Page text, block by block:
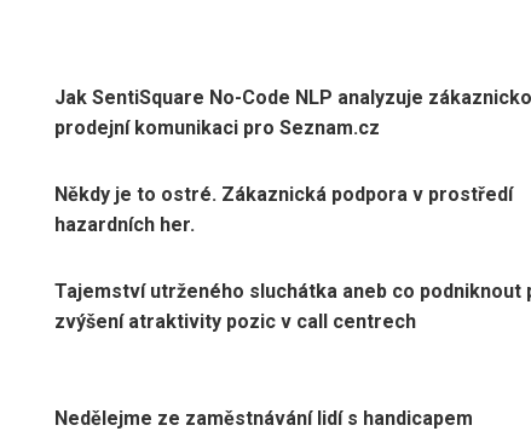
Jak SentiSquare No-Code NLP analyzuje
prodejní komunikaci pro Seznam.cz
Někdy je to ostré. Zákaznická podpora v prostředí
hazardních her.
Tajemství utrženého sluchátka aneb co podniknout
zvýšení atraktivity pozic v call centrech
Nedělejme ze zaměstnávání lidí s handicapem